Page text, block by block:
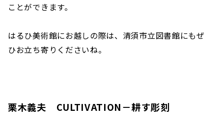
ことができます。
はるひ美術館にお越しの際は、清須市立図書館にもぜ
ひお立ち寄りくださいね。
栗木義夫 CULTIVATION－耕す彫刻